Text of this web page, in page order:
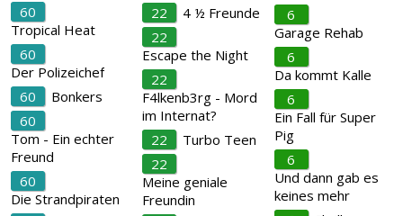
60
Tropical Heat
60
Der Polizeichef
60
Bonkers
60
Tom - Ein echter
Freund
60
Die Strandpiraten
22
4 ½ Freunde
22
Escape the Night
22
F4lkenb3rg - Mord
im Internat?
22
Turbo Teen
22
Meine geniale
Freundin
6
Garage Rehab
6
Da kommt Kalle
6
Ein Fall für Super
Pig
6
Und dann gab es
keines mehr